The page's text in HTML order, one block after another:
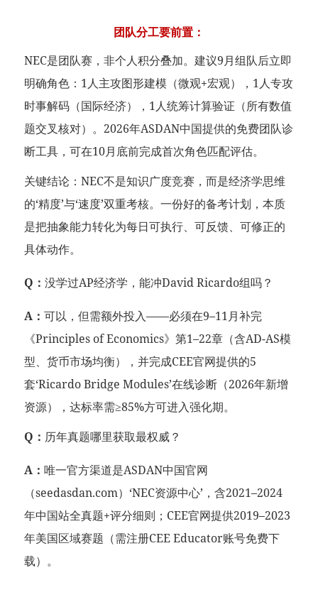
团队分工要前置：
NEC是团队赛，非个人积分叠加。建议9月组队后立即
明确角色：1人主攻图形建模（微观+宏观），1人专攻
时事解码（国际经济），1人统筹计算验证（所有数值
题交叉核对）。2026年ASDAN中国提供的免费团队诊
断工具，可在10月底前完成首次角色匹配评估。
关键结论：NEC不是知识广度竞赛，而是经济学思维
的‘精度’与‘速度’双重考核。一份好的备考计划，本质
是把抽象能力转化为每日可执行、可反馈、可修正的
具体动作。
Q：没学过AP经济学，能冲David Ricardo组吗？
A：可以，但需额外投入——必须在9–11月补完
《Principles of Economics》第1–22章（含AD-AS模
型、货币市场均衡），并完成CEE官网提供的5
套‘Ricardo Bridge Modules’在线诊断（2026年新增
资源），达标率需≥85%方可进入强化期。
Q： 历年真题哪里获取最权威？
A：唯一官方渠道是ASDAN中国官网
（seedasdan.com）‘NEC资源中心’，含2021–2024
年中国站全真题+评分细则；CEE官网提供2019–2023
年美国区域赛题（需注册CEE Educator账号免费下
载）。